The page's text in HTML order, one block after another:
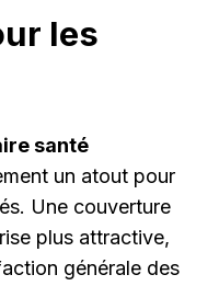
les
santé
un atout pour
Une couverture
plus attractive,
générale des